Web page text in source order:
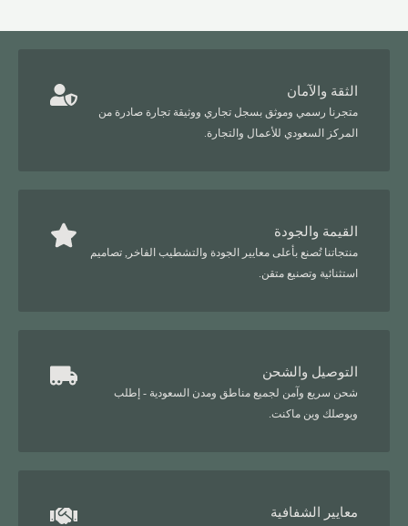
الثقة والآمان
متجرنا رسمي وموثق بسجل تجاري ووثيقة تجارة صادرة من
المركز السعودي للأعمال والتجارة.
القيمة والجودة
منتجاتنا تُصنع بأعلى معايير الجودة والتشطيب الفاخر, تصاميم
استثنائية وتصنيع متقن.
التوصيل والشحن
شحن سريع وآمن لجميع مناطق ومدن السعودية - إطلب
ويوصلك وين ماكنت.
معايير الشفافية